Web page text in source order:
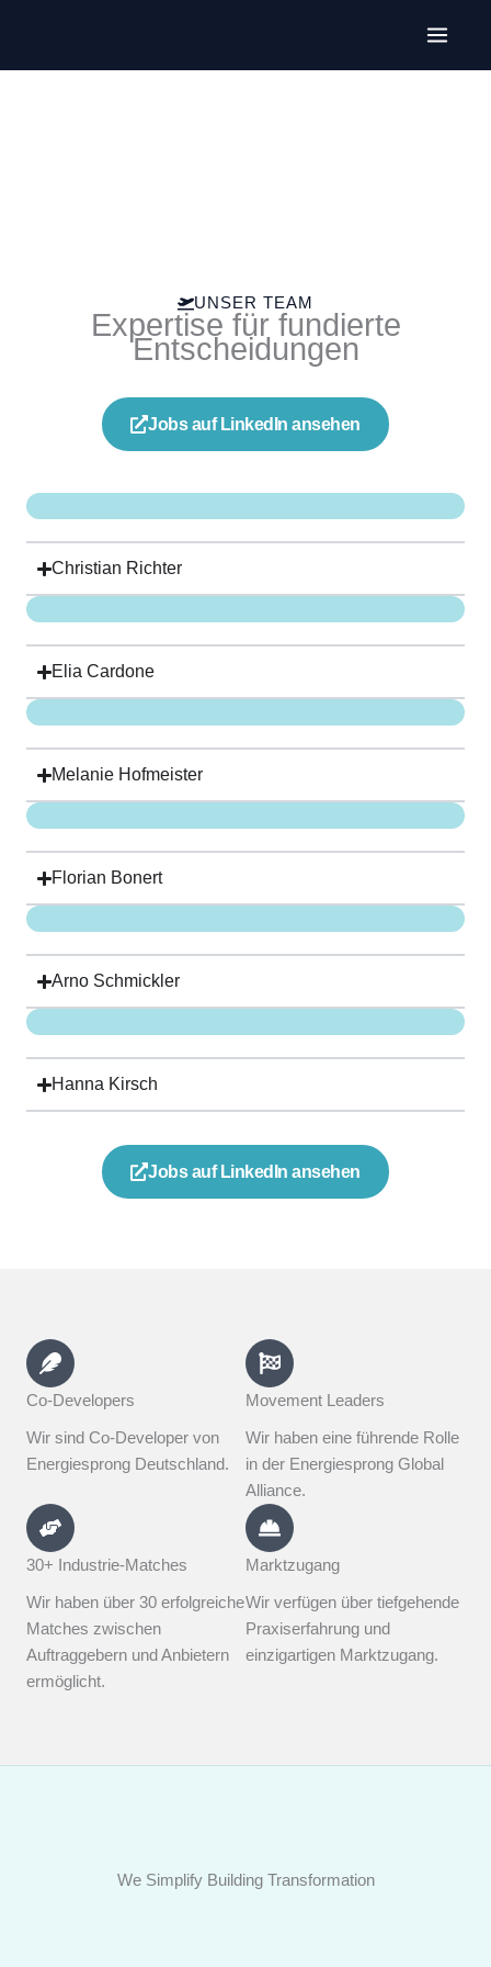
UNSER TEAM
Expertise für fundierte
Entscheidungen
Jobs auf LinkedIn ansehen
Christian Richter
Elia Cardone
Melanie Hofmeister
Florian Bonert
Arno Schmickler
Hanna Kirsch
Jobs auf LinkedIn ansehen
Co-Developers
Wir sind Co-Developer von
Energiesprong Deutschland.
Movement Leaders
Wir haben eine führende Rolle
in der Energiesprong Global
Alliance.
30+ Industrie-Matches
Wir haben über 30 erfolgreiche
Matches zwischen
Auftraggebern und Anbietern
ermöglicht.
Marktzugang
Wir verfügen über tiefgehende
Praxiserfahrung und
einzigartigen Marktzugang.
We Simplify Building Transformation